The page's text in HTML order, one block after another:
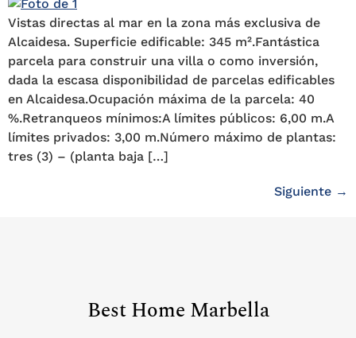
Vistas directas al mar en la zona más exclusiva de
Alcaidesa. Superficie edificable: 345 m².Fantástica
parcela para construir una villa o como inversión,
dada la escasa disponibilidad de parcelas edificables
en Alcaidesa.Ocupación máxima de la parcela: 40
%.Retranqueos mínimos:A límites públicos: 6,00 m.A
límites privados: 3,00 m.Número máximo de plantas:
tres (3) – (planta baja […]
Siguiente →
Best Home Marbella